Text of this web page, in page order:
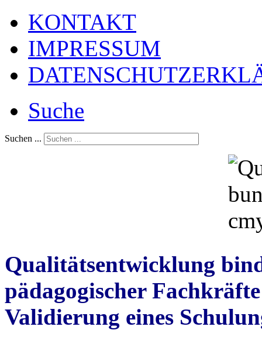
KONTAKT
IMPRESSUM
Suche
Suchen ...
Qualitätsentwicklung
pädagogischer
Validierung eines